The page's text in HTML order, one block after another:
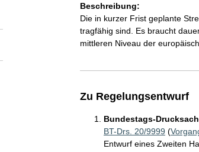
Beschreibung:
Die in kurzer Frist geplante
tragfähig sind. Es braucht
mittleren Niveau der
Zu Regelungsentwurf
Bundestags-
BT-Drs. 20/9999 (
Entwurf eines Zweiten